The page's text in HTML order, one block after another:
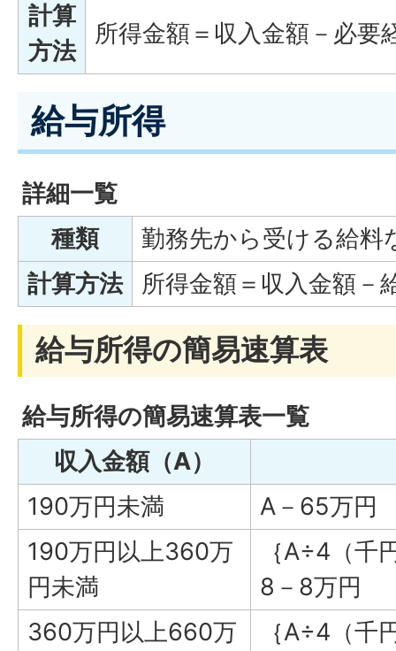
計算
方法
所得金額＝収入金額－必要
給与所得
詳細一覧
種類
勤務先から受ける給料
計算方法
所得金額＝収入金額－
給与所得の簡易速算表
給与所得の簡易速算表一覧
収入金額（A）
190万円未満
A－65万円
190万円以上360万
円未満
｛A÷4（千
8－8万円
360万円以上660万
｛A÷4（千